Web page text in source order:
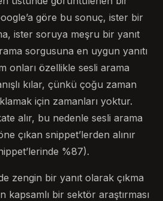
göre bu sonuç, ister bir
ister soruya meşru bir yanıt
sorgusuna en uygun yanıtı
onları özellikle sesli arama
kılar, çünkü çoğu zaman
için zamanları yoktur.
alır, bu nedenle sesli arama
çıkan snippet’lerden alınır
%87).
zengin bir yanıt olarak çıkma
kapsamlı bir sektör araştırması